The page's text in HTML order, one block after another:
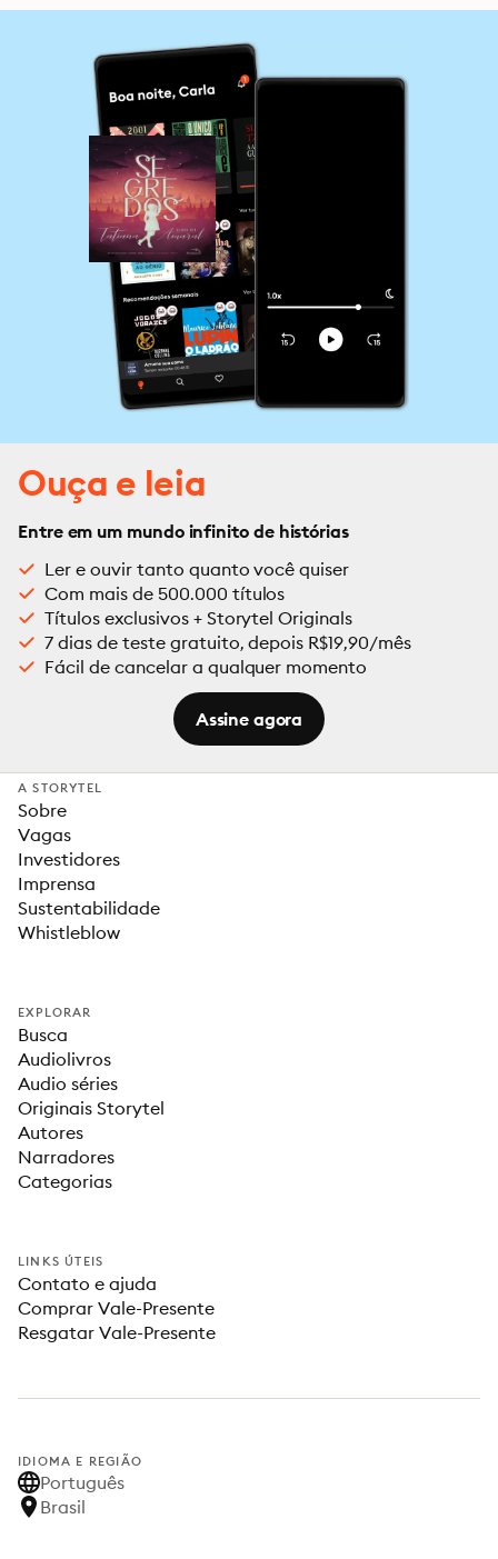
Ouça e leia
Entre em um mundo infinito de histórias
Ler e ouvir tanto quanto você quiser
Com mais de 500.000 títulos
Títulos exclusivos + Storytel Originals
7 dias de teste gratuito, depois R$19,90/mês
Fácil de cancelar a qualquer momento
Assine agora
A STORYTEL
Sobre
Vagas
Investidores
Imprensa
Sustentabilidade
Whistleblow
EXPLORAR
Busca
Audiolivros
Audio séries
Originais Storytel
Autores
Narradores
Categorias
LINKS ÚTEIS
Contato e ajuda
Comprar Vale-Presente
Resgatar Vale-Presente
IDIOMA E REGIÃO
Português
Brasil